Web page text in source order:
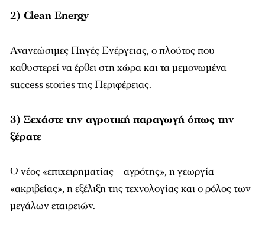
2) Clean Energy
Ανανεώσιμες Πηγές Ενέργειας, ο πλούτος που
καθυστερεί να έρθει στη χώρα και τα μεμονωμένα
success stories της Περιφέρειας.
3) Ξεχάστε την αγροτική παραγωγή όπως την
ξέρατε
Ο νέος «επιχειρηματίας – αγρότης», η γεωργία
«ακριβείας», η εξέλιξη της τεχνολογίας και ο ρόλος των
μεγάλων εταιρειών.